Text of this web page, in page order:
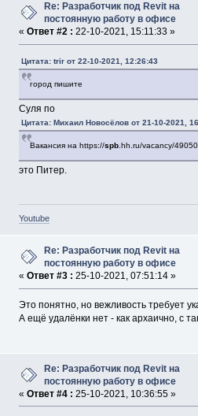
Re: Разработчик под Revit на
постоянную работу в офисе
« Ответ #2 : 22-10-2021, 15:11:33 »
Цитата: trir от 22-10-2021, 12:26:43
город пишите
Суля по
Цитата: Михаил Новосёлов от 21-10-2021,
Вакансия на https://spb.hh.ru/vacancy/
это Питер.
Youtube
Re: Разработчик под Revit на
постоянную работу в офисе
« Ответ #3 : 25-10-2021, 07:51:14 »
Это понятно, но вежливость требует
А ещё удалёнки нет - как архаично, с
Re: Разработчик под Revit на
постоянную работу в офисе
« Ответ #4 : 25-10-2021, 10:36:55 »